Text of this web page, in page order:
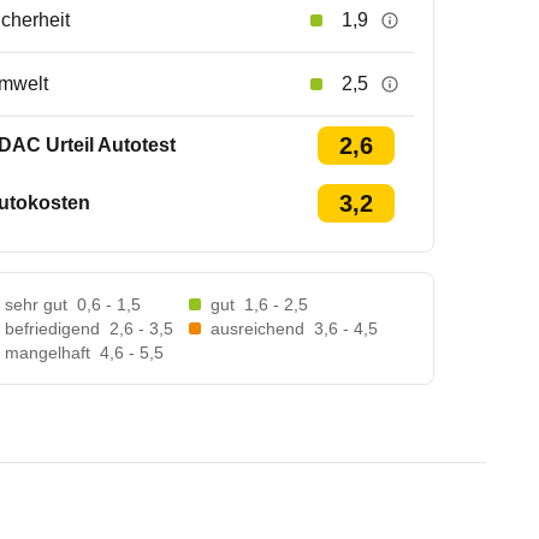
1,9
2,5
Urteil Autotest 2,6
3,2
sehr gut 0,6 - 1,5 gut 1,6 - 2,5
befriedigend
2,6 - 3,5 ausreichend 3,6 - 4,5
mangelhaft 4,6 - 5,5